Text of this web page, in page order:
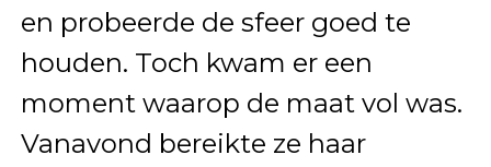
en probeerde de sfeer goed te
houden. Toch kwam er een
moment waarop de maat vol was.
Vanavond bereikte ze haar